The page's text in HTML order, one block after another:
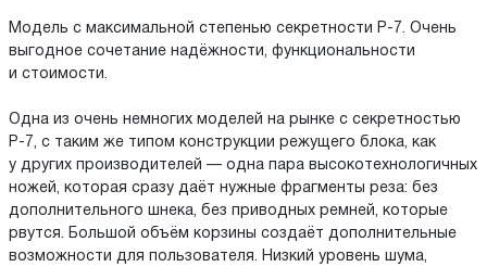
Модель с максимальной степенью секретности P-7. Очень
выгодное сочетание надёжности, функциональности
и стоимости.
Одна из очень немногих моделей на рынке с секретностью
P-7, с таким же типом конструкции режущего блока, как
у других производителей — одна пара высокотехнологичных
ножей, которая сразу даёт нужные фрагменты реза: без
дополнительного шнека, без приводных ремней, которые
рвутся. Большой объём корзины создаёт дополнительные
возможности для пользователя. Низкий уровень шума,